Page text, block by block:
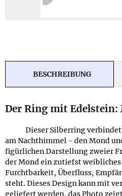
BESCHREIBUNG
Der Ring mit Edelstein:
Dieser Silberring
am Nachthimmel - den Mond
figürlichen Darstellung zweier
der Mond ein zutiefst
Furchtbarkeit, Überfluss,
steht. Dieses Design kann mit
geliefert werden, das Photo